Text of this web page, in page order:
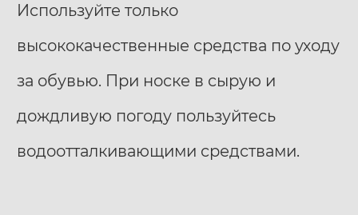
Используйте только
высококачественные средства по уходу
за обувью. При носке в сырую и
дождливую погоду пользуйтесь
водоотталкивающими средствами.